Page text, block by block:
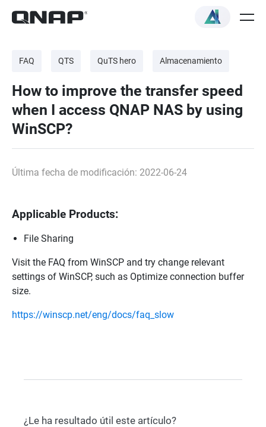
FAQ QTS QuTS hero Almacenamiento
How to improve the transfer speed
when I access QNAP NAS by using
WinSCP?
Última fecha de modificación: 2022-06-24
Applicable Products:
File Sharing
Visit the FAQ from WinSCP and try change relevant
settings of WinSCP, such as Optimize connection buffer
size.
https://winscp.net/eng/docs/faq_slow
¿Le ha resultado útil este artículo?